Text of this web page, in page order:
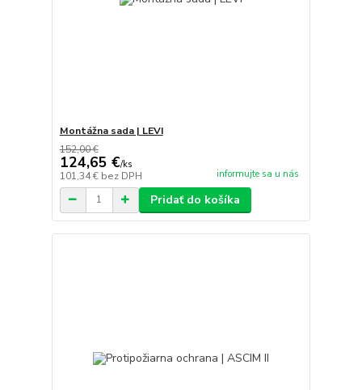
Montážna sada | LEVI
152,00 €
124,65 €/ks
101,34 € bez DPH informujte sa u nás
Pridať do košíka